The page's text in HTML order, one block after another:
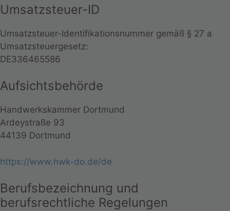
Umsatzsteuer-ID
Umsatzsteuer-Identifikationsnummer gemäß § 27 a
Umsatzsteuergesetz:
DE336465586
Aufsichtsbehörde
Handwerkskammer Dortmund
Ardeystraße 93
44139 Dortmund
https://www.hwk-do.de/de
Berufsbezeichnung und
berufsrechtliche Regelungen